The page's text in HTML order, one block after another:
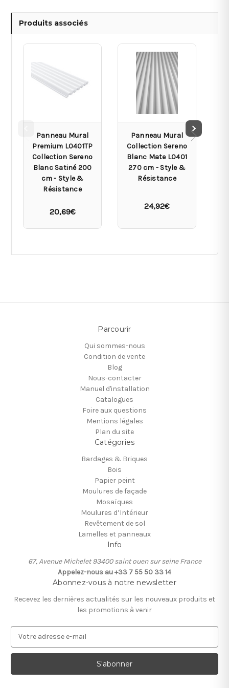
Produits associés
Panneau Mural
Premium L0401TP
Collection Sereno
Blanc Satiné 200
cm - Style &
Résistance
20,69€
Panneau Mural
Collection Sereno
Blanc Mate L0401
270 cm - Style &
Résistance
24,92€
Parcourir
Qui sommes-nous
Condition de vente
Blog
Nous-contacter
Manuel d'installation
Catalogues
Foire aux questions
Mentions légales
Plan du site
Catégories
Bardages & Briques
Bois
Papier peint
Moulures de façade
Mosaïques
Moulures d’Intérieur
Revêtement de sol
Lamelles et panneaux
Info
67, Avenue Michelet 93400 saint ouen sur seine France
Appelez-nous au +33 7 55 50 33 14
Abonnez-vous à notre newsletter
Recevez les dernières actualités sur les nouveaux produits et
les promotions à venir
r
s